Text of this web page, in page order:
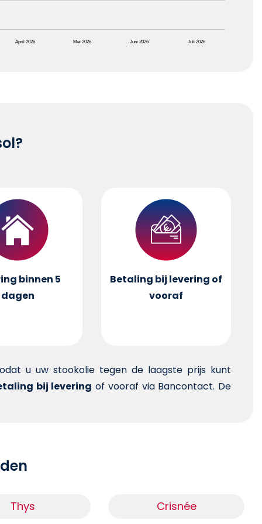
April 2026 Mei 2026 Juni 2026 Juli 2026
binnen 5
dagen
Betaling bij levering of
vooraf
u uw stookolie tegen de laagste prijs kunt
bij levering of vooraf via Bancontact. De
Thys Crisnée